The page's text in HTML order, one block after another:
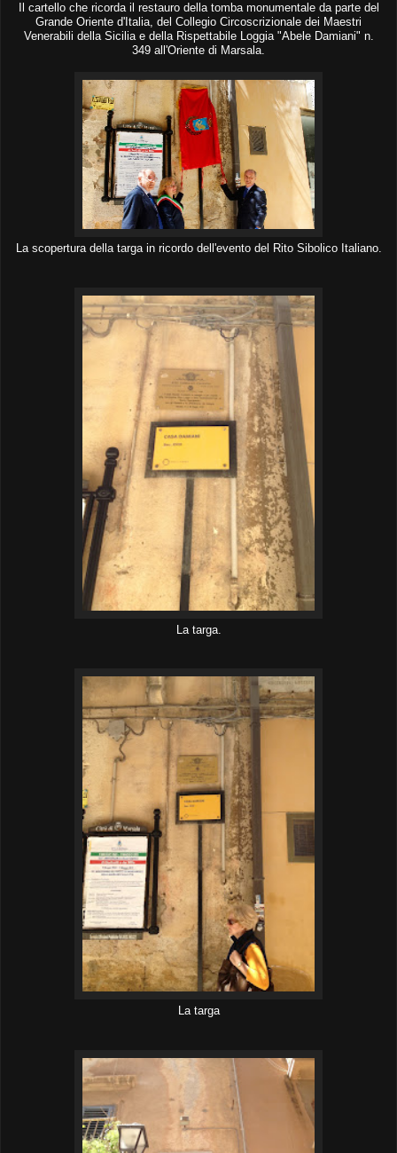
Il cartello che ricorda il restauro della tomba monumentale da parte del
Grande Oriente d'Italia, del Collegio Circoscrizionale dei Maestri
Venerabili della Sicilia e della Rispettabile Loggia "Abele Damiani" n.
349 all'Oriente di Marsala.
La scopertura della targa in ricordo dell'evento del Rito Sibolico Italiano.
La targa.
La targa